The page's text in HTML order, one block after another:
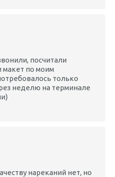
посчитали
макет по моим
только
неделю на терминале
нареканий нет, но